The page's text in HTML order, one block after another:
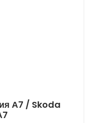
А7 / Skoda